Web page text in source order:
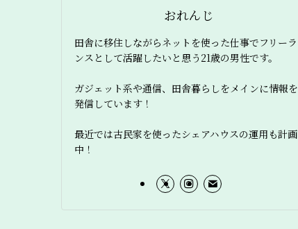
おれんじ
田舎に移住しながらネットを使った仕事でフリーラ
ンスとして活躍したいと思う21歳の男性です。
ガジェット系や通信、田舎暮らしをメインに情報を
発信しています！
最近では古民家を使ったシェアハウスの運用も計画
中！